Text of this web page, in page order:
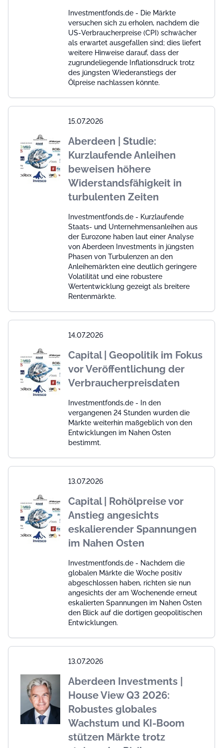
Investmentfonds.de - Die Märkte
versuchen sich zu erholen, nachdem die
US-Verbraucherpreise (CPI) schwächer
als erwartet ausgefallen sind; dies liefert
weitere Hinweise darauf, dass der
zugrundeliegende Inflationsdruck trotz
des jüngsten Wiederanstiegs der
Ölpreise nachlassen könnte.
15.07.2026
Aberdeen | Studie:
Kurzlaufende Anleihen
beweisen höhere
Widerstandsfähigkeit in
turbulenten Zeiten
Investmentfonds.de - Kurzlaufende
Staats- und Unternehmensanleihen aus
der Eurozone haben laut einer Analyse
von Aberdeen Investments in jüngsten
Phasen von Turbulenzen an den
Anleihemärkten eine deutlich geringere
Volatilität und eine robustere
Wertentwicklung gezeigt als breitere
Rentenmärkte.
14.07.2026
Capital | Geopolitik im Fokus
vor Veröffentlichung der
Verbraucherpreisdaten
Investmentfonds.de - In den
vergangenen 24 Stunden wurden die
Märkte weiterhin maßgeblich von den
Entwicklungen im Nahen Osten
bestimmt.
13.07.2026
Capital | Rohölpreise vor
Anstieg angesichts
eskalierender Spannungen
im Nahen Osten
Investmentfonds.de - Nachdem die
globalen Märkte die Woche positiv
abgeschlossen haben, richten sie nun
angesichts der am Wochenende erneut
eskalierten Spannungen im Nahen Osten
den Blick auf die dortigen geopolitischen
Entwicklungen.
13.07.2026
Aberdeen Investments |
House View Q3 2026:
Robustes globales
Wachstum und KI-Boom
stützen Märkte trotz